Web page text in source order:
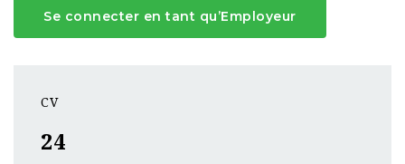
Se connecter en tant qu’Employeur
CV
24